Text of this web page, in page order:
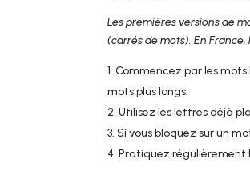
Les premières versions de
(carrés de mots). En
Commencez par les mots
mots plus longs.
Utilisez les lettres déjà
Si vous bloquez sur un
Pratiquez régulièrement